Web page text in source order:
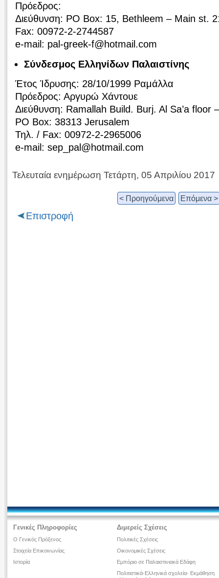
Πρόεδρος:
Διεύθυνση: PO Box: 15, Bethleem – Main st.
Fax: 00972-2-2744587
e-mail: pal-greek-f@hotmail.com
Σύνδεσμος Ελληνίδων Παλαιστίνης
Έτος Ίδρυσης: 28/10/1999 Ραμάλλα
Πρόεδρος: Αργυρώ Χάντουε
Διεύθυνση: Ramallah Build. Burj. Al Sa’a floor
PO Box: 38313 Jerusalem
Τηλ. / Fax: 00972-2-2965006
e-mail: sep_pal@hotmail.com
Τελευταία ενημέρωση Τετάρτη, 05 Απριλίου 2017
< Προηγούμενα Επόμενα >
Επιστροφή
Γενικές Πληροφορίες
Ο Γενικός Πρόξενος
Στοιχεία Επικοινωνίας
Ιστορία
Διμερείς Σχέσεις
Πολιτικές Σχέσεις
Οικονομικές Σχέσεις
Εμπόριο σε Παλαιστινιακά Εδάφη
Πολιτιστικά-Ελληνικά σχολεία- Εκμάθηση